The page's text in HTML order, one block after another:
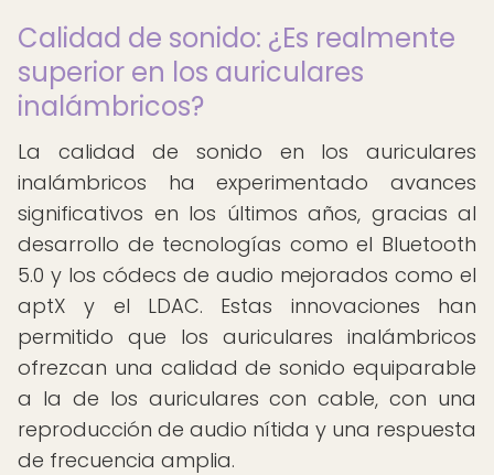
Calidad de sonido: ¿Es realmente
superior en los auriculares
inalámbricos?
La calidad de sonido en los auriculares
inalámbricos ha experimentado avances
significativos en los últimos años, gracias al
desarrollo de tecnologías como el Bluetooth
5.0 y los códecs de audio mejorados como el
aptX y el LDAC. Estas innovaciones han
permitido que los auriculares inalámbricos
ofrezcan una calidad de sonido equiparable
a la de los auriculares con cable, con una
reproducción de audio nítida y una respuesta
de frecuencia amplia.